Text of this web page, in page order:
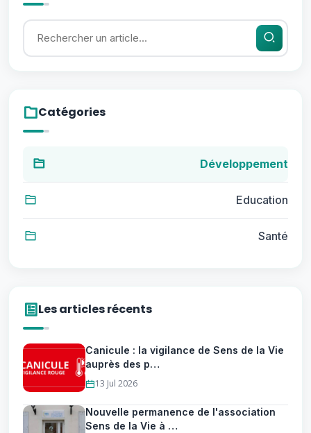
Catégories
Développement
Education
Santé
Les articles récents
Canicule : la vigilance de Sens de la Vie
auprès des p…
13 Jul 2026
Nouvelle permanence de l'association
Sens de la Vie à …